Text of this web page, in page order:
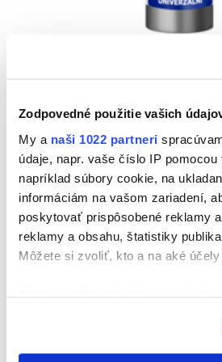
Zodpovedné použitie vašich
My a naši 1022 partneri
údaje, napr. vaše číslo IP pomocou
napríklad súbory cookie, na
informáciám na vašom zariadení,
poskytovať prispôsobené reklamy
reklamy a obsahu, štatistiky
Môžete si zvoliť, kto a na aké účely
Identifikovať vaše
Vyberte kategóriu